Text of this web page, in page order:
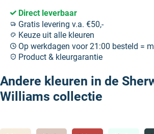
Direct leverbaar
Gratis levering v.a. €50,-
Keuze uit alle kleuren
Op werkdagen voor 21:00 besteld =
Product & kleurgarantie
Andere kleuren in de
Williams collectie